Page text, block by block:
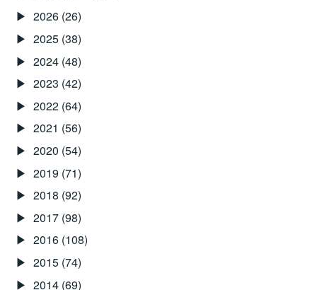
シ
ョ
ン
2026 (26)
2025 (38)
2024 (48)
2023 (42)
2022 (64)
2021 (56)
2020 (54)
2019 (71)
2018 (92)
2017 (98)
2016 (108)
2015 (74)
2014 (69)